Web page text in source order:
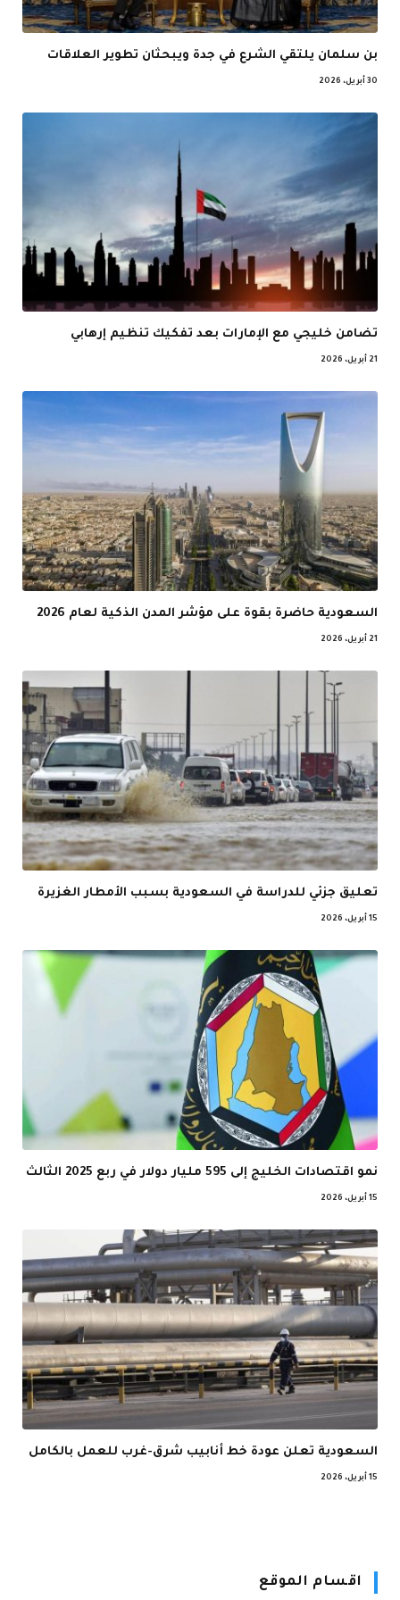
بن سلمان يلتقي الشرع في جدة ويبحثان تطوير العلاقات
30 أبريل، 2026
تضامن خليجي مع الإمارات بعد تفكيك تنظيم إرهابي
21 أبريل، 2026
السعودية حاضرة بقوة على مؤشر المدن الذكية لعام 2026
21 أبريل، 2026
تعليق جزئي للدراسة في السعودية بسبب الأمطار الغزيرة
15 أبريل، 2026
نمو اقتصادات الخليج إلى 595 مليار دولار في ربع 2025 الثالث
15 أبريل، 2026
السعودية تعلن عودة خط أنابيب شرق-غرب للعمل بالكامل
15 أبريل، 2026
اقسام الموقع